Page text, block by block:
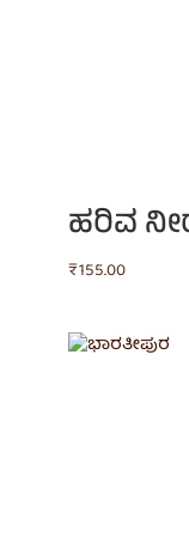
ಹರಿವ
₹155.00